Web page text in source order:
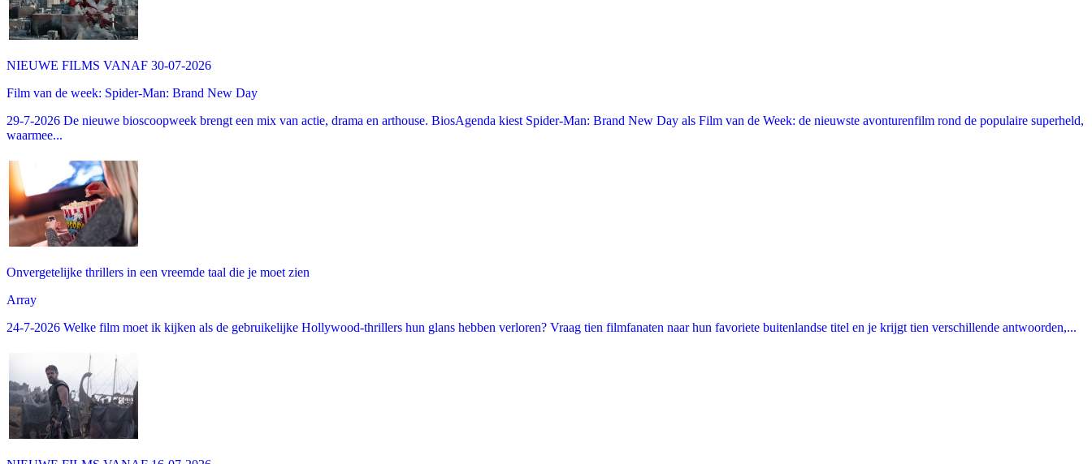
NIEUWE FILMS VANAF 30-07-2026
Film van de week: Spider-Man: Brand New Day
29-7-2026 De nieuwe bioscoopweek brengt een mix van actie, drama en arthouse. BiosAgenda kiest Spider-Man: Brand New Day als Film van de Week: de nieuwste avonturenfilm rond de populaire superheld,
waarmee...
Onvergetelijke thrillers in een vreemde taal die je moet zien
Array
24-7-2026 Welke film moet ik kijken als de gebruikelijke Hollywood-thrillers hun glans hebben verloren? Vraag tien filmfanaten naar hun favoriete buitenlandse titel en je krijgt tien verschillende antwoorden,...